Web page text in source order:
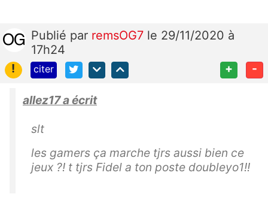
Publié par remsOG7 le 29/11/2020 à
17h24
!
citer + -
allez17 a écrit
slt
les gamers ça marche tjrs aussi bien ce
jeux ?! t tjrs Fidel a ton poste doubleyo1!!